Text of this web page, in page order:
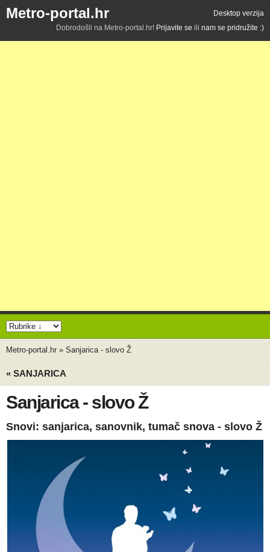
Metro-portal.hr
Desktop verzija
Dobrodošli na Metro-portal.hr! Prijavite se ili nam se pridružite :)
Metro-portal.hr » Sanjarica - slovo Ž
« SANJARICA
Sanjarica - slovo Ž
Snovi: sanjarica, sanovnik, tumač snova - slovo Ž